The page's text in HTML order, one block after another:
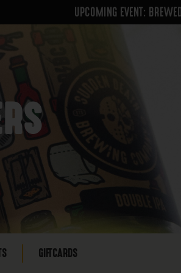
UPCOMING EVENT: BREWED
GIFTCARDS